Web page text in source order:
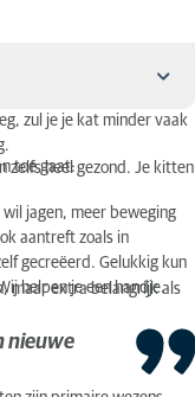
zul je je kat minder vaak
toe gaat:
zelfs heel gezond. Je kitten
jagen, meer beweging
aantreft zoals in
gecreëerd. Gelukkig kun
helpen je een handje.
maar extra belangrijk als
nieuwe